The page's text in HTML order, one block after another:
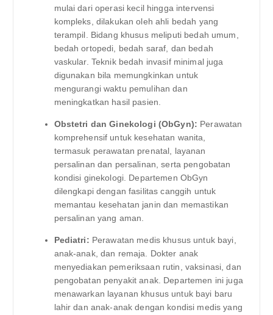
mulai dari operasi kecil hingga intervensi
kompleks, dilakukan oleh ahli bedah yang
terampil. Bidang khusus meliputi bedah umum,
bedah ortopedi, bedah saraf, dan bedah
vaskular. Teknik bedah invasif minimal juga
digunakan bila memungkinkan untuk
mengurangi waktu pemulihan dan
meningkatkan hasil pasien.
Obstetri dan Ginekologi (ObGyn): Perawatan
komprehensif untuk kesehatan wanita,
termasuk perawatan prenatal, layanan
persalinan dan persalinan, serta pengobatan
kondisi ginekologi. Departemen ObGyn
dilengkapi dengan fasilitas canggih untuk
memantau kesehatan janin dan memastikan
persalinan yang aman.
Pediatri: Perawatan medis khusus untuk bayi,
anak-anak, dan remaja. Dokter anak
menyediakan pemeriksaan rutin, vaksinasi, dan
pengobatan penyakit anak. Departemen ini juga
menawarkan layanan khusus untuk bayi baru
lahir dan anak-anak dengan kondisi medis yang